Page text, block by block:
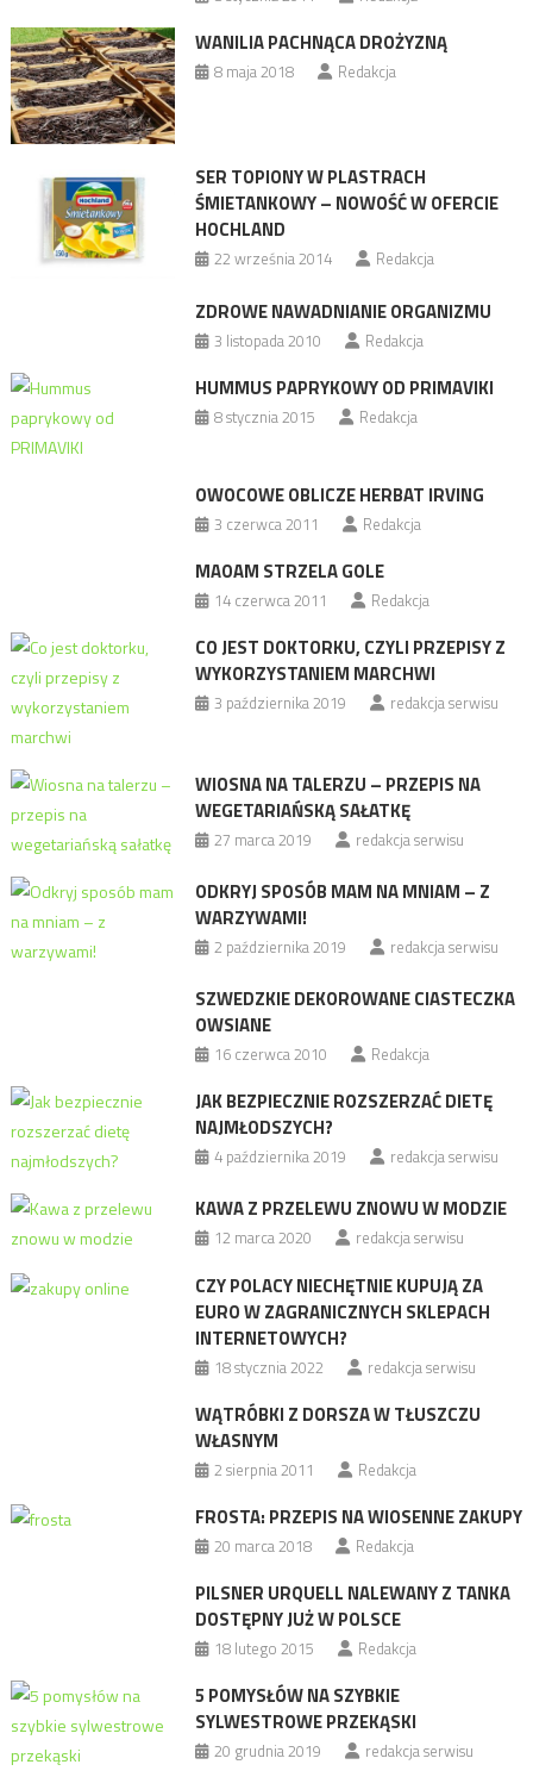
WANILIA PACHNĄCA DROŻYZNĄ
8 maja 2018 Redakcja
SER TOPIONY W PLASTRACH
ŚMIETANKOWY – NOWOŚĆ W OFERCIE
HOCHLAND
22 września 2014 Redakcja
ZDROWE NAWADNIANIE ORGANIZMU
3 listopada 2010 Redakcja
HUMMUS PAPRYKOWY OD PRIMAVIKI
8 stycznia 2015 Redakcja
OWOCOWE OBLICZE HERBAT IRVING
3 czerwca 2011 Redakcja
MAOAM STRZELA GOLE
14 czerwca 2011 Redakcja
CO JEST DOKTORKU, CZYLI PRZEPISY Z
WYKORZYSTANIEM MARCHWI
3 października 2019 redakcja serwisu
WIOSNA NA TALERZU – PRZEPIS NA
WEGETARIAŃSKĄ SAŁATKĘ
27 marca 2019 redakcja serwisu
ODKRYJ SPOSÓB MAM NA MNIAM – Z
WARZYWAMI!
2 października 2019 redakcja serwisu
SZWEDZKIE DEKOROWANE CIASTECZKA
OWSIANE
16 czerwca 2010 Redakcja
JAK BEZPIECZNIE ROZSZERZAĆ DIETĘ
NAJMŁODSZYCH?
4 października 2019 redakcja serwisu
KAWA Z PRZELEWU ZNOWU W MODZIE
12 marca 2020 redakcja serwisu
CZY POLACY NIECHĘTNIE KUPUJĄ ZA
EURO W ZAGRANICZNYCH SKLEPACH
INTERNETOWYCH?
18 stycznia 2022 redakcja serwisu
WĄTRÓBKI Z DORSZA W TŁUSZCZU
WŁASNYM
2 sierpnia 2011 Redakcja
FROSTA: PRZEPIS NA WIOSENNE ZAKUPY
20 marca 2018 Redakcja
PILSNER URQUELL NALEWANY Z TANKA
DOSTĘPNY JUŻ W POLSCE
18 lutego 2015 Redakcja
5 POMYSŁÓW NA SZYBKIE
SYLWESTROWE PRZEKĄSKI
20 grudnia 2019 redakcja serwisu